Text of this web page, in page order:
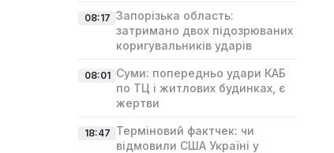
08:17 Запорізька область:
затримано двох підозрюваних
коригувальників ударів
08:01 Суми: попередньо удари КАБ
по ТЦ і житлових будинках, є
жертви
18:47 Терміновий фактчек: чи
відмовили США Україні у